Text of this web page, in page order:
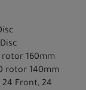
rotor 160mm
rotor 140mm
24 Front, 24